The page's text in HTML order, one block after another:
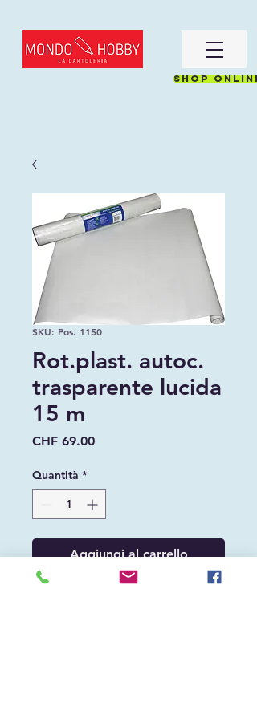
Shop online
SKU: Pos. 1150
Rot.plast. autoc.
trasparente lucida
15 m
CHF 69.00Prezzo
Quantità *
Aggiungi al carrello